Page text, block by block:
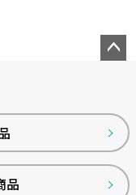
い水が根元に注げます。
品
ップ
へ